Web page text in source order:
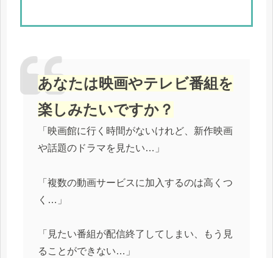
あなたは映画やテレビ番組を
楽しみたいですか？
「映画館に行く時間がないけれど、新作映画
や話題のドラマを見たい…」
「複数の動画サービスに加入するのは高くつ
く…」
「見たい番組が配信終了してしまい、もう見
ることができない…」